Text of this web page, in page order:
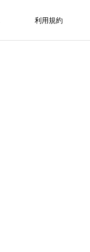
利用規約